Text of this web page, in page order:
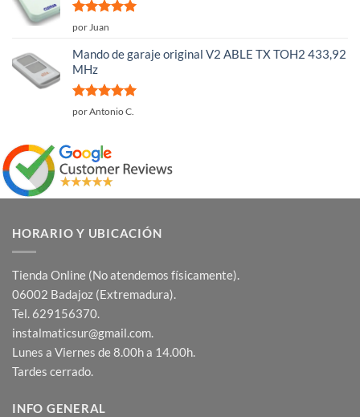
Valorado
por Juan
Mando de garaje original V2 ABLE TX TOH2 433,92
MHz
Valorado
por Antonio C.
HORARIO Y UBICACIÓN
Tienda Online (No atendemos físicamente).
06002 Badajoz (Extremadura).
Tel. 629156370.
instalmaticsur@gmail.com.
Lunes a Viernes de 8.00h a 14.00h.
Tardes cerrado.
INFO GENERAL